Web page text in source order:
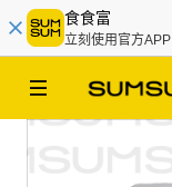
食食富
立刻使用官方APP